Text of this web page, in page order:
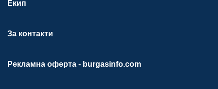
Екип
За контакти
Рекламна оферта - burgasinfo.com